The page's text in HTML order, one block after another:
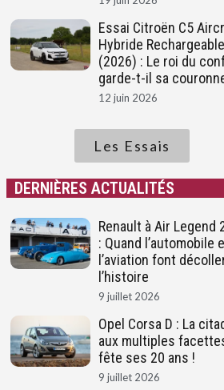
Essai Citroën C5
Hybride Rechargeable
(2026) : Le roi du
garde-t-il sa
12 juin 2026
Les Essais
DERNIÈRES ACTUALITÉS
Renault à Air Legend
: Quand l’automobile
l’aviation font
l’histoire
9 juillet 2026
Opel Corsa D : La
aux multiples
fête ses 20 ans !
9 juillet 2026